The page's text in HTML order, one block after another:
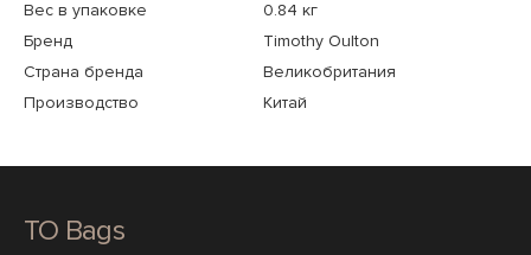
Вес в упаковке
0.84 кг
Бренд
Timothy Oulton
Страна бренда
Великобритания
Производство
Китай
TO Bags